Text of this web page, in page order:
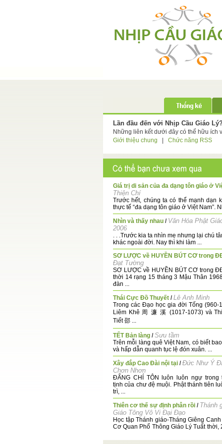
Lần đầu đến với Nhịp Cầu Giáo
Những liên kết dưới đây có thể hữu ích
Giới thiệu chung
Chức năng RSS
Giá trị di sản của đa dạng tôn giáo ở
Thiện Chí
Trước hết, chúng ta có thể mạnh dạn
thực tế “đa dạng tôn giáo ở Việt Nam”.
Nhìn và thấy nhau / Văn Hóa Phật
2006
. . .Trước kia ta nhìn mẹ nhưng lại chú
khác ngoài đời. Nay thì khi làm ...
SƠ LƯỢC về HUYỀN BÚT CƠ trong
Đạt Tường
SƠ LƯỢC về HUYỀN BÚT CƠ trong
thời 14 rạng 15 tháng 3 Mậu Thân
đàn ...
Thái Cực Đồ Thuyết /Lê Anh Minh
Trong các Đạo học gia đời Tống (960-
Liêm Khê 周 濂 溪 (1017-1073) và
Tiết 邵 ...
TẾT Bản làng /Sưu tầm
Trên mỗi làng quê Việt Nam, có biết
và hấp dẫn quanh tục lệ đón xuân. ...
Xây đắp Cao Đài nội tại /Đức Như Ý
Chơn Nhơn
ĐẤNG CHÍ TÔN luôn luôn ngự trong
tịnh của chư đệ muội. Phật thánh tiên
trì, ...
Thiên cơ thế sự định phân rồi / Thánh
Giáo Tông Vô Vi Đại Đạo
Học tập Thánh giáo-Tháng Giêng
Cơ Quan Phổ Thông Giáo Lý Tuất thời,